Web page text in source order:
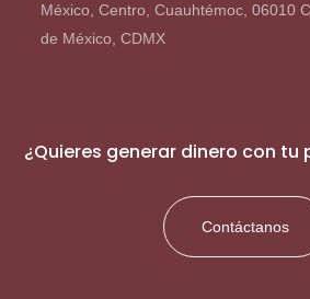
México, Centro, Cuauhtémoc, 06010
de México, CDMX
¿Quieres generar dinero con tu
Contáctanos